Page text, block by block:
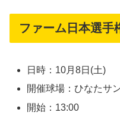
ファーム日本選手
日時：10月8日(土)
開催球場：ひなたサ
開始：13:00